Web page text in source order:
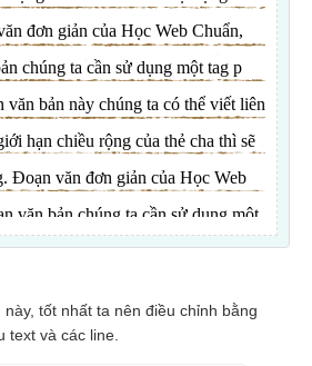
tốt nhất ta nên điều chỉnh bằng
text và các line.